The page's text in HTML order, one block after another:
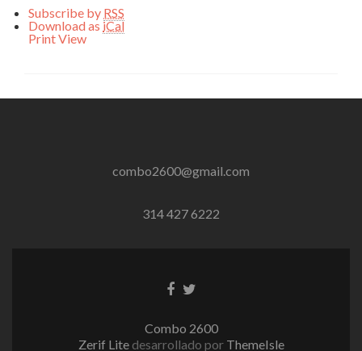
Subscribe by RSS
Download as iCal
PrintView
combo2600@gmail.com
314 427 6222
EnlaceEnlace
Combo 2600
Zerif Lite desarrollado por ThemeIsle